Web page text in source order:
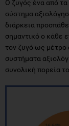
Ο ζυγός ένα από
σύστημα
διάρκεια
σημαντικό ο κάθε
τον ζυγό ως μέτρο
συστήματα
συνολική πορεία